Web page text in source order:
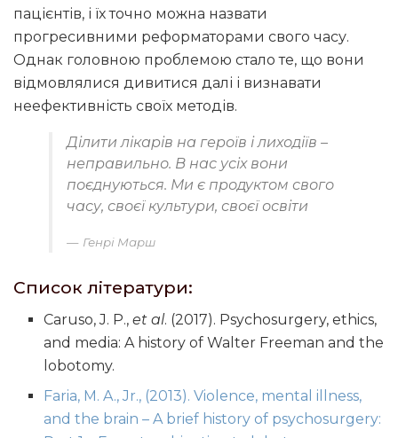
пацієнтів, і їх точно можна назвати
прогресивними реформаторами свого часу.
Однак головною проблемою стало те, що вони
відмовлялися дивитися далі і визнавати
неефективність своїх методів.
Ділити лікарів на героїв і лиходіїв –
неправильно. В нас усіх вони
поєднуються. Ми є продуктом свого
часу, своєї культури, своєї освіти
Генрі Марш
Список літератури:
Caruso, J. P.,et al. (2017). Psychosurgery, ethics,
and media: A history of Walter Freeman and the
lobotomy.
Faria, M. A., Jr., (2013). Violence, mental illness,
and the brain – A brief history of psychosurgery: